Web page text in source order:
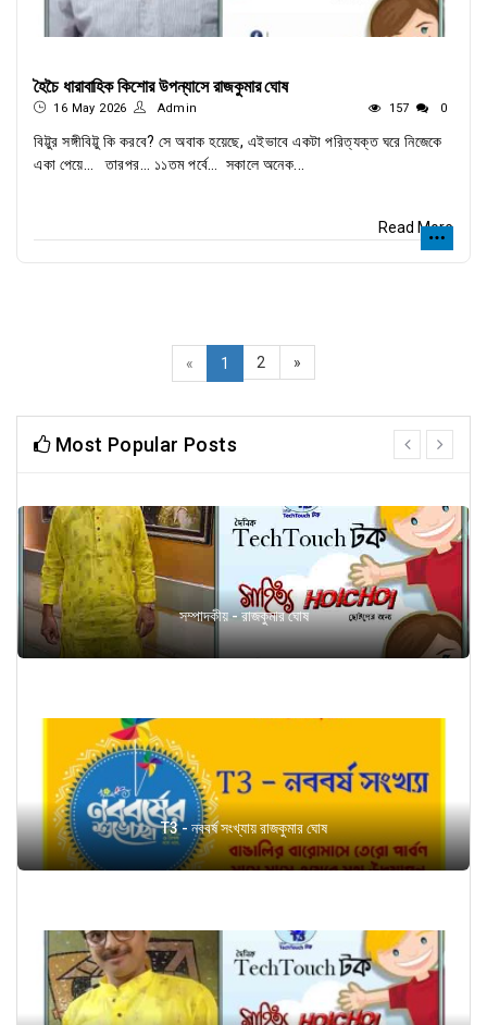
হৈচৈ ধারাবাহিক কিশোর উপন্যাসে রাজকুমার ঘোষ
16 May 2026 Admin 157 0
বিট্টুর সঙ্গীবিট্টু কি করবে? সে অবাক হয়েছে, এইভাবে একটা পরিত্যক্ত ঘরে নিজেকে
একা পেয়ে… তারপর… ১১তম পর্বে… সকালে অনেক...
Read More
« 1 2 »
Most Popular Posts
সম্পাদকীয় - রাজকুমার ঘোষ
T3 - নববর্ষ সংখ্যায় রাজকুমার ঘোষ
prev